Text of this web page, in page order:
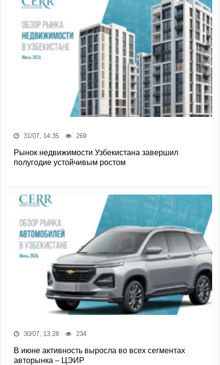
31/07, 14:35 269
Рынок недвижимости Узбекистана завершил
полугодие устойчивым ростом
30/07, 13:28 234
В июне активность выросла во всех сегментах
авторынка – ЦЭИР